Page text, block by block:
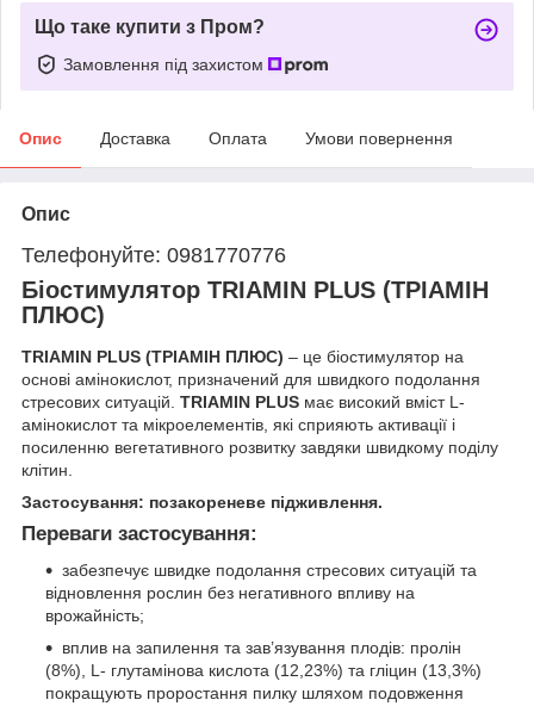
Що таке купити з Пром?
Замовлення під захистом
Опис Доставка Оплата Умови повернення
Опис
Телефонуйте: 0981770776
Біостимулятор TRIAMIN PLUS (ТРІАМІН
ПЛЮС)
TRIAMIN PLUS (ТРІАМІН ПЛЮС) – це біостимулятор на
основі амінокислот, призначений для швидкого подолання
стресових ситуацій. TRIAMIN PLUS має високий вміст L-
амінокислот та мікроелементів, які сприяють активації і
посиленню вегетативного розвитку завдяки швидкому поділу
клітин.
Застосування: позакореневе підживлення.
Переваги застосування:
забезпечує швидке подолання стресових ситуацій та
відновлення рослин без негативного впливу на
врожайність;
вплив на запилення та зав’язування плодів: пролін
(8%), L- глутамінова кислота (12,23%) та гліцин (13,3%)
покращують проростання пилку шляхом подовження